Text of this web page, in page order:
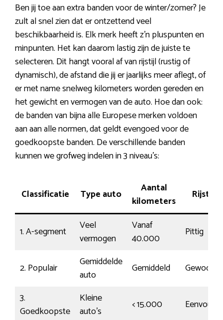
Ben jij toe aan extra banden voor de winter/zomer? Je
zult al snel zien dat er ontzettend veel
beschikbaarheid is. Elk merk heeft z’n pluspunten en
minpunten. Het kan daarom lastig zijn de juiste te
selecteren. Dit hangt vooral af van rijstijl (rustig of
dynamisch), de afstand die jij er jaarlijks meer aflegt, of
er met name snelweg kilometers worden gereden en
het gewicht en vermogen van de auto. Hoe dan ook:
de banden van bijna alle Europese merken voldoen
aan aan alle normen, dat geldt evengoed voor de
goedkoopste banden. De verschillende banden
kunnen we grofweg indelen in 3 niveau’s:
Classificatie Type auto
Aantal
kilometers
Rijstijl
1. A-segment
Veel
vermogen
Vanaf
40.000
Pittig
2. Populair
Gemiddelde
auto
Gemiddeld
Gewoon
3.
Goedkoopste
Kleine
auto’s
< 15.000 Eenvoudig